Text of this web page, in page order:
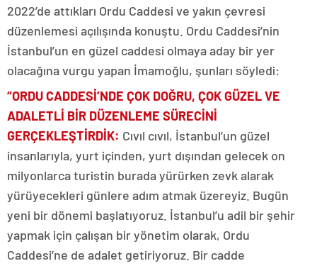
2022’de attıkları Ordu Caddesi ve yakın çevresi
düzenlemesi açılışında konuştu. Ordu Caddesi’nin
İstanbul’un en güzel caddesi olmaya aday bir yer
olacağına vurgu yapan İmamoğlu, şunları söyledi:
“ORDU CADDESİ’NDE ÇOK DOĞRU, ÇOK GÜZEL VE
ADALETLİ BİR DÜZENLEME SÜRECİNİ
GERÇEKLEŞTİRDİK: Cıvıl cıvıl, İstanbul’un güzel
insanlarıyla, yurt içinden, yurt dışından gelecek on
milyonlarca turistin burada yürürken zevk alarak
yürüyecekleri günlere adım atmak üzereyiz. Bugün
yeni bir dönemi başlatıyoruz. İstanbul’u adil bir şehir
yapmak için çalışan bir yönetim olarak, Ordu
Caddesi’ne de adalet getiriyoruz. Bir cadde